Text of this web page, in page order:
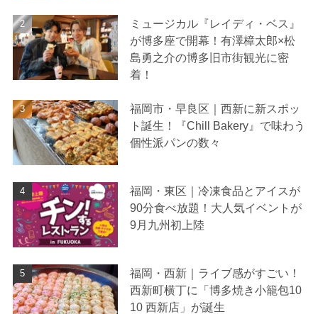
ミュージカル『レイディ・ベス』
が博多座で開幕！有澤樟太郎×松
島勇之介の博多旧市街観光に密
着！
福岡市・早良区｜西新に新スポッ
ト誕生！『Chill Bakery』で味わう
個性派パンの数々
福岡・東区｜冷凍食品とアイスが
90分食べ放題！大人気イベントが
9月九州初上陸
福岡・西新｜ライブ感がすごい！
西新町横丁に「博多焼き小籠包10
10 西新店」が誕生